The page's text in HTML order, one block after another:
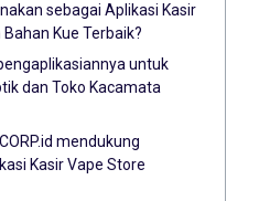
sebagai Aplikasi Kasir
Kue Terbaik?
untuk
dan Toko Kacamata
mendukung
Kasir Vape Store